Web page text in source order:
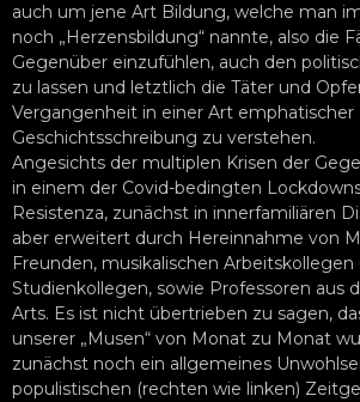
auch um jene Art Bildung, welche man
noch „Herzensbildung“ nannte, also die
Gegenüber einzufühlen, auch den
zu lassen und letztlich die Täter und
Vergangenheit in einer Art emphatischer
Geschichtsschreibung zu verstehen.
Angesichts der multiplen Krisen der
in einem der Covid-bedingten
Resistenza, zunächst in innerfamiliären
aber erweitert durch Hereinnahme von
Freunden, musikalischen Arbeitskollegen
Studienkollegen, sowie Professoren aus
Arts. Es ist nicht übertrieben zu sagen,
unserer „Musen“ von Monat zu Monat
zunächst noch ein allgemeines
populistischen (rechten wie linken)